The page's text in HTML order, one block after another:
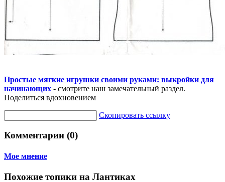
Простые мягкие игрушки своими руками: выкройки для
начинающих - смотрите наш замечательный раздел.
Поделиться вдохновением
Скопировать ссылку
Комментарии (0)
Мое мнение
Похожие топики на Лантиках